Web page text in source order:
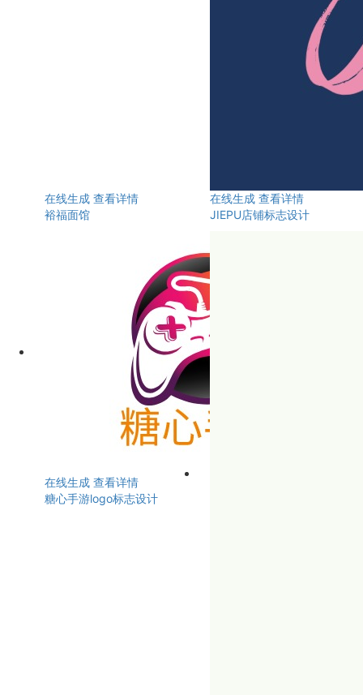
在线生成 查看详情
裕福面馆
在线生成 查看详情
JIEPU店铺标志设计
在线生成 查看详情
糖心手游logo标志设计